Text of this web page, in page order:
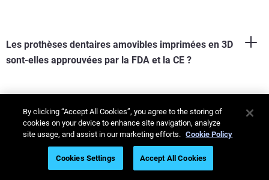
Les prothèses dentaires amovibles imprimées en 3D
sont-elles approuvées par la FDA et la CE ?
Peut-on imprimer en 3D à la fois des prothèses
complètes et des prothèses partielles ?
By clicking “Accept All Cookies”, you agree to the storing of
cookies on your device to enhance site navigation, analyze
site usage, and assist in our marketing efforts. Cookie Policy
Cookies Settings Accept All Cookies